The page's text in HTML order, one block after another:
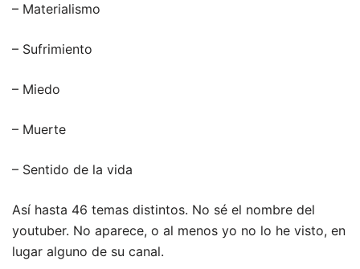
– Materialismo
– Sufrimiento
– Miedo
– Muerte
– Sentido de la vida
Así hasta 46 temas distintos. No sé el nombre del
youtuber. No aparece, o al menos yo no lo he visto, en
lugar alguno de su canal.